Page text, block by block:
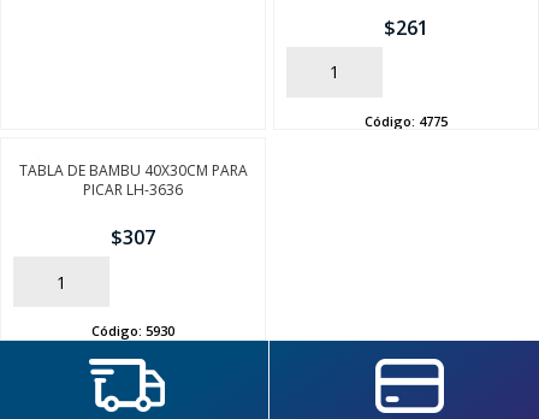
$261
AÑADIR
Código: 4775
TABLA DE BAMBU 40X30CM PARA
PICAR LH-3636
$307
AÑADIR
Código: 5930